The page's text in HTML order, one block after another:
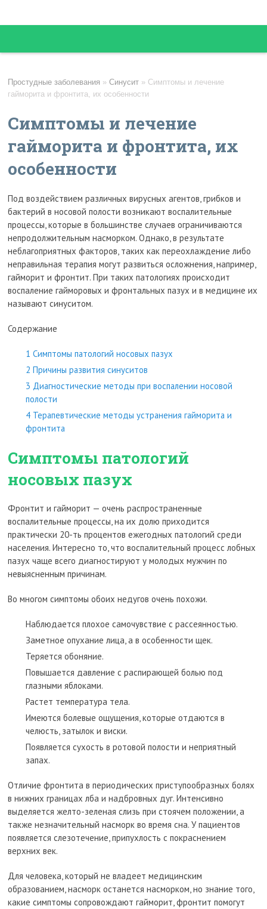
Простудные заболевания »Синусит » Симптомы и лечение
гайморита и фронтита, их особенности
Симптомы и лечение
гайморита и фронтита, их
особенности
Под воздействием различных вирусных агентов, грибков и
бактерий в носовой полости возникают воспалительные
процессы, которые в большинстве случаев ограничиваются
непродолжительным насморком. Однако, в результате
неблагоприятных факторов, таких как переохлаждение либо
неправильная терапия могут развиться осложнения, например,
гайморит и фронтит. При таких патологиях происходит
воспаление гайморовых и фронтальных пазух и в медицине их
называют синуситом.
Содержание
1 Симптомы патологий носовых пазух
2 Причины развития синуситов
3 Диагностические методы при воспалении носовой
полости
4 Терапевтические методы устранения гайморита и
фронтита
Симптомы патологий
носовых пазух
Фронтит и гайморит — очень распространенные
воспалительные процессы, на их долю приходится
практически 20-ть процентов ежегодных патологий среди
населения. Интересно то, что воспалительный процесс лобных
пазух чаще всего диагностируют у молодых мужчин по
невыясненным причинам.
Во многом симптомы обоих недугов очень похожи.
Наблюдается плохое самочувствие с рассеянностью.
Заметное опухание лица, а в особенности щек.
Теряется обоняние.
Повышается давление с распирающей болью под
глазными яблоками.
Растет температура тела.
Имеются болевые ощущения, которые отдаются в
челюсть, затылок и виски.
Появляется сухость в ротовой полости и неприятный
запах.
Отличие фронтита в периодических приступообразных болях
в нижних границах лба и надбровных дуг. Интенсивно
выделяется желто-зеленая слизь при стоячем положении, а
также незначительный насморк во время сна. У пациентов
появляется слезотечение, припухлость с покраснением
верхних век.
Для человека, который не владеет медицинским
образованием, насморк останется насморком, но знание того,
какие симптомы сопровождают гайморит, фронтит помогут